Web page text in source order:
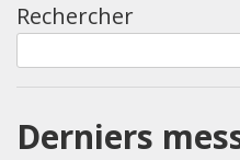
Rechercher
Derniers